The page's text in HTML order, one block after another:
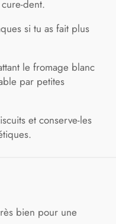
dent.
si tu as fait plus
le fromage blanc
par petites
et conserve-les
bien pour une